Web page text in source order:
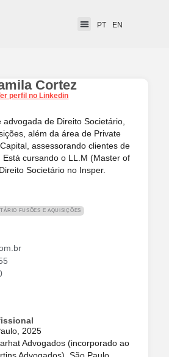
PT EN
Cortez
perfil no Linkedin
advogada de Direito Societário,
além da área de Private
assessorando clientes de
Está cursando o LL.M (Master of
Societário no Insper.
FUSÕES E AQUISIÇÕES
2025
Advogados (incorporado ao